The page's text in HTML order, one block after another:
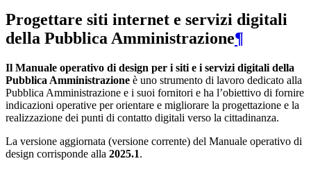
Progettare siti internet e servizi digitali
della Pubblica Amministrazione¶
Il Manuale operativo di design per i siti e i servizi digitali della
Pubblica Amministrazione è uno strumento di lavoro dedicato alla
Pubblica Amministrazione e i suoi fornitori e ha l’obiettivo di fornire
indicazioni operative per orientare e migliorare la progettazione e la
realizzazione dei punti di contatto digitali verso la cittadinanza.
La versione aggiornata (versione corrente) del Manuale operativo di
design corrisponde alla 2025.1.